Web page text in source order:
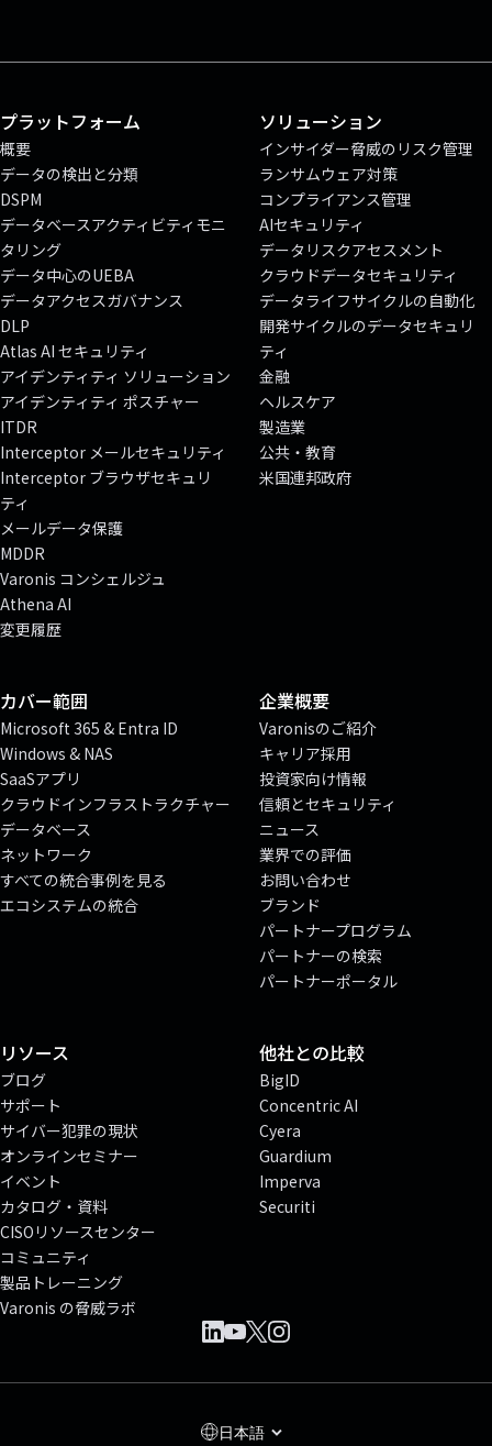
プラットフォーム
概要
データの検出と分類
DSPM
データベースアクティビティモニ
タリング
データ中心のUEBA
データアクセスガバナンス
DLP
Atlas AI セキュリティ
アイデンティティ ソリューション
アイデンティティ ポスチャー
ITDR
Interceptor メールセキュリティ
Interceptor ブラウザセキュリ
ティ
メールデータ保護
MDDR
Varonis コンシェルジュ
Athena AI
変更履歴
ソリューション
インサイダー脅威のリスク管理
ランサムウェア対策
コンプライアンス管理
AIセキュリティ
データリスクアセスメント
クラウドデータセキュリティ
データライフサイクルの自動化
開発サイクルのデータセキュリ
ティ
金融
ヘルスケア
製造業
公共・教育
米国連邦政府
カバー範囲
Microsoft 365 & Entra ID
Windows & NAS
SaaSアプリ
クラウドインフラストラクチャー
データベース
ネットワーク
すべての統合事例を見る
エコシステムの統合
企業概要
Varonisのご紹介
キャリア採用
投資家向け情報
信頼とセキュリティ
ニュース
業界での評価
お問い合わせ
ブランド
パートナープログラム
パートナーの検索
パートナーポータル
リソース
ブログ
サポート
サイバー犯罪の現状
オンラインセミナー
イベント
カタログ・資料
CISOリソースセンター
コミュニティ
製品トレーニング
Varonis の脅威ラボ
他社との比較
BigID
Concentric AI
Cyera
Guardium
Imperva
Securiti
日本語